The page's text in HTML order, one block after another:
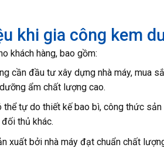
khi gia công kem
khách hàng, bao gồm:
cần đầu tư xây dựng nhà máy, mua
ẩm chất lượng cao.
thể tự do thiết kế bao bì, công thức
thủ khác.
xuất bởi nhà máy đạt chuẩn chất